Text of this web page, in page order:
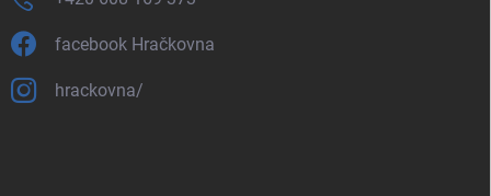
facebook Hračkovna
hrackovna/